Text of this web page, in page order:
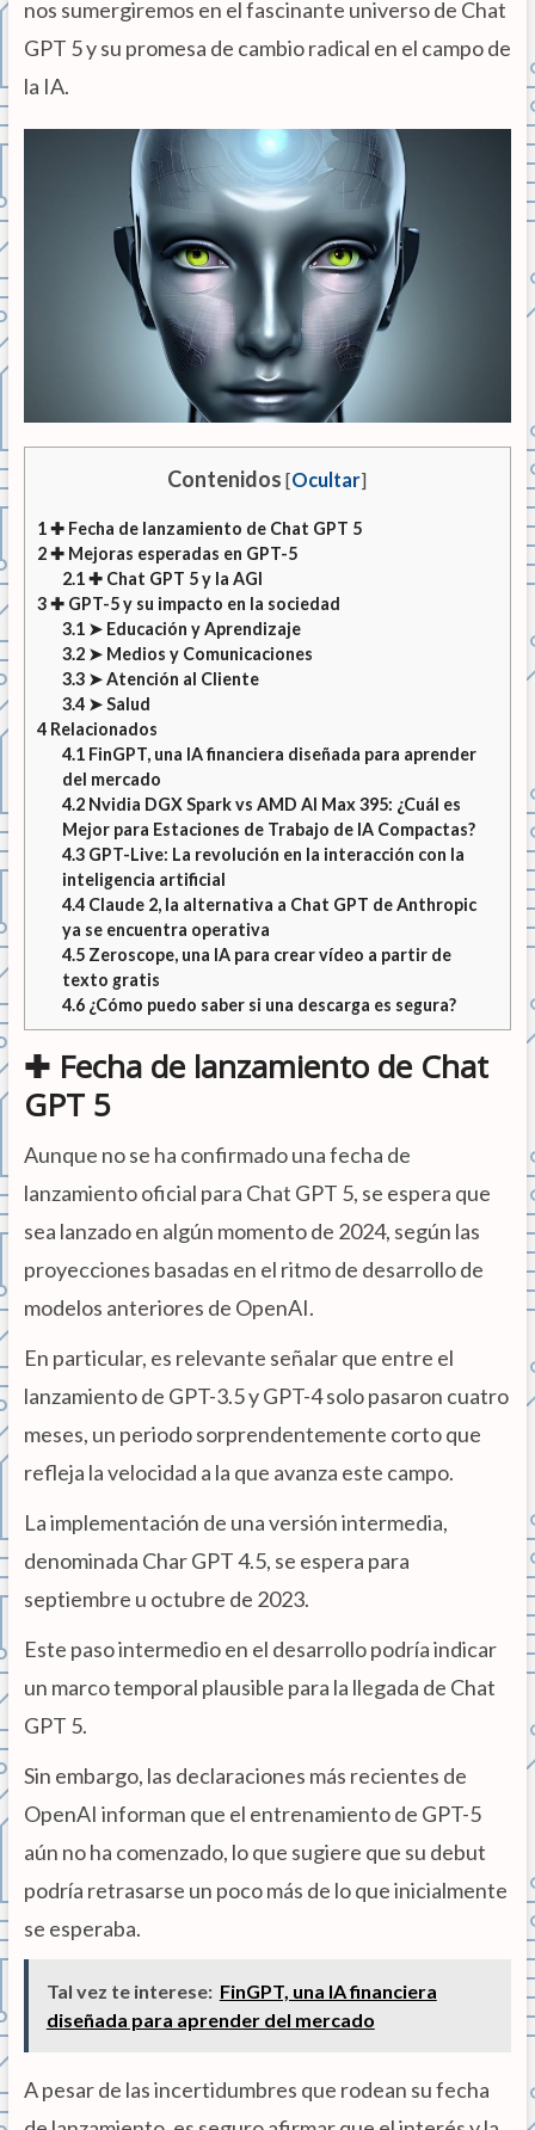
nos sumergiremos en el fascinante universo de Chat
GPT 5 y su promesa de cambio radical en el campo de
la IA.
Contenidos [Ocultar]
1✚ Fecha de lanzamiento de Chat GPT 5
2✚ Mejoras esperadas en GPT-5
2.1✚ Chat GPT 5 y la AGI
3✚ GPT-5 y su impacto en la sociedad
3.1 ➤ Educación y Aprendizaje
3.2 ➤ Medios y Comunicaciones
3.3 ➤ Atención al Cliente
3.4 ➤ Salud
4Relacionados
4.1 FinGPT, una IA financiera diseñada para aprender
del mercado
4.2 Nvidia DGX Spark vs AMD AI Max 395: ¿Cuál es
Mejor para Estaciones de Trabajo de IA Compactas?
4.3 GPT-Live: La revolución en la interacción con la
inteligencia artificial
4.4 Claude 2, la alternativa a Chat GPT de Anthropic
ya se encuentra operativa
4.5 Zeroscope, una IA para crear vídeo a partir de
texto gratis
4.6 ¿Cómo puedo saber si una descarga es segura?
✚ Fecha de lanzamiento de Chat
GPT 5
Aunque no se ha confirmado una fecha de
lanzamiento oficial para Chat GPT 5, se espera que
sea lanzado en algún momento de 2024, según las
proyecciones basadas en el ritmo de desarrollo de
modelos anteriores de OpenAI.
En particular, es relevante señalar que entre el
lanzamiento de GPT-3.5 y GPT-4 solo pasaron cuatro
meses, un periodo sorprendentemente corto que
refleja la velocidad a la que avanza este campo.
La implementación de una versión intermedia,
denominada Char GPT 4.5, se espera para
septiembre u octubre de 2023.
Este paso intermedio en el desarrollo podría indicar
un marco temporal plausible para la llegada de Chat
GPT 5.
Sin embargo, las declaraciones más recientes de
OpenAI informan que el entrenamiento de GPT-5
aún no ha comenzado, lo que sugiere que su debut
podría retrasarse un poco más de lo que inicialmente
se esperaba.
Tal vez te interese: FinGPT, una IA financiera
diseñada para aprender del mercado
A pesar de las incertidumbres que rodean su fecha